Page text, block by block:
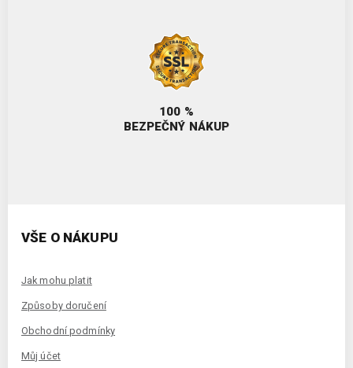
100 %
BEZPEČNÝ NÁKUP
VŠE O NÁKUPU
Jak mohu platit
Způsoby doručení
Obchodní podmínky
Můj účet